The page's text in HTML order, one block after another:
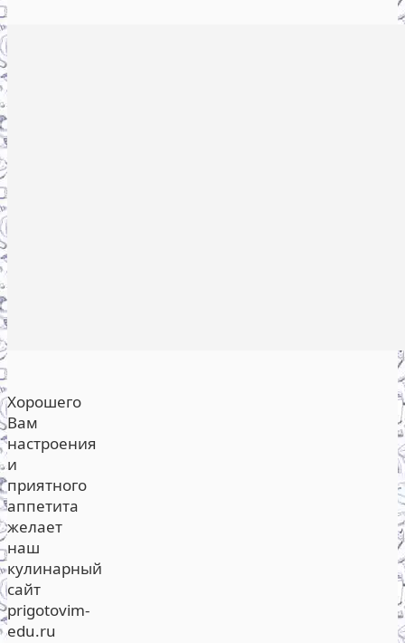
Хорошего
Вам
настроения
и
приятного
аппетита
желает
наш
кулинарный
сайт
prigotovim-
edu.ru